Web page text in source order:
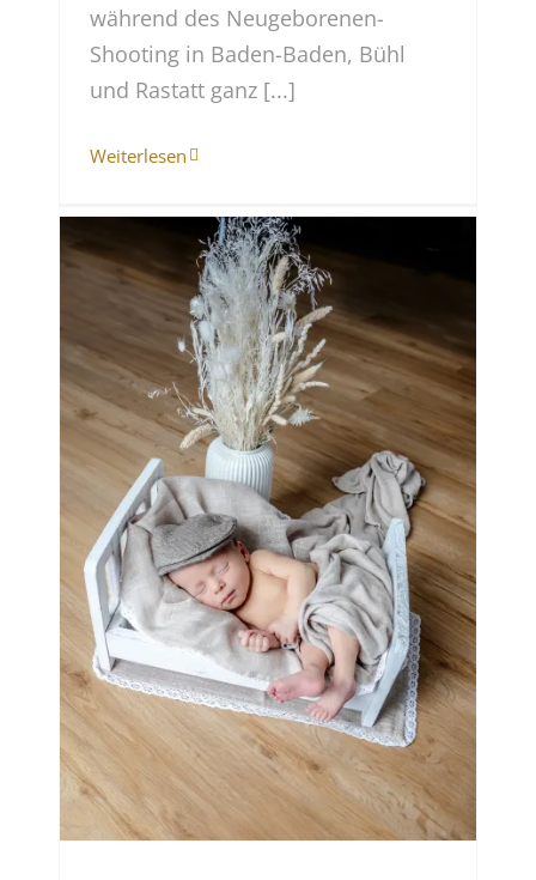
während des Neugeborenen-
Shooting in Baden-Baden, Bühl
und Rastatt ganz [...]
Weiterlesen